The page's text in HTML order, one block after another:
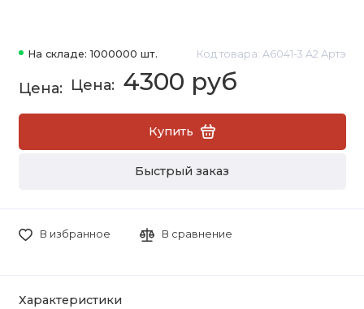
На складе: 1000000 шт. Код товара: A6041-3 A2 Артэ
4300 руб
Купить
Быстрый заказ
В избранное В сравнение
Характеристики